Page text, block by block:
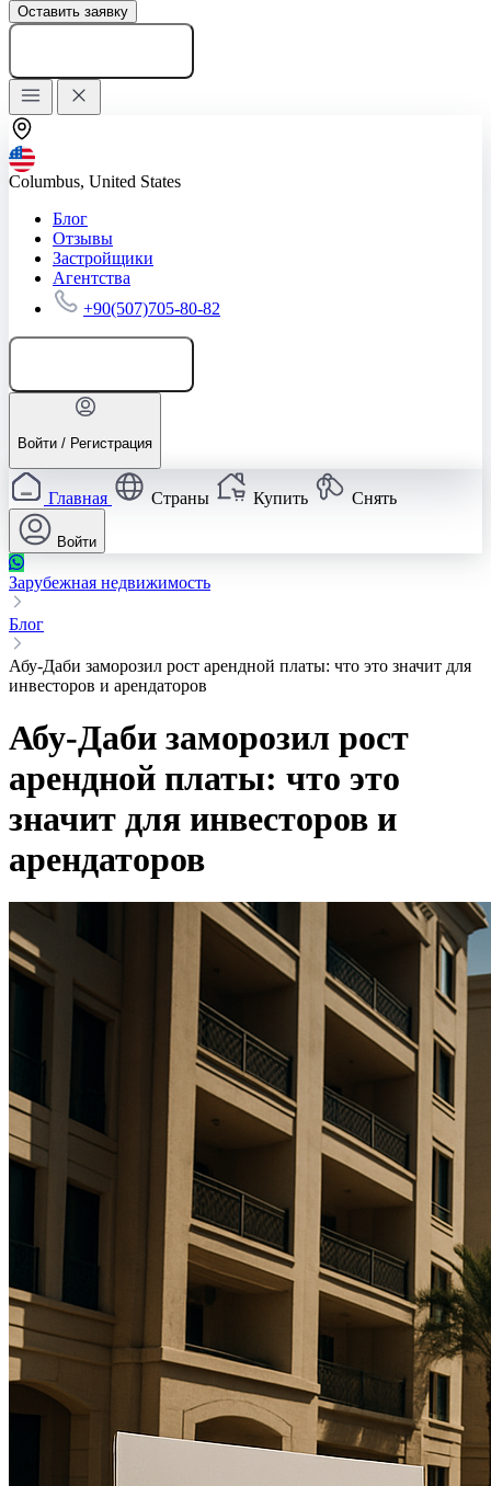
Оставить заявку
Columbus, United States
Блог
Отзывы
Застройщики
Агентства
+90(507)705-80-82
Войти / Регистрация
Главная Страны Купить Снять
Войти
Зарубежная недвижимость
Блог
Абу‑Даби заморозил рост арендной платы: что это значит для
инвесторов и арендаторов
Абу‑Даби заморозил рост
арендной платы: что это
значит для инвесторов и
арендаторов